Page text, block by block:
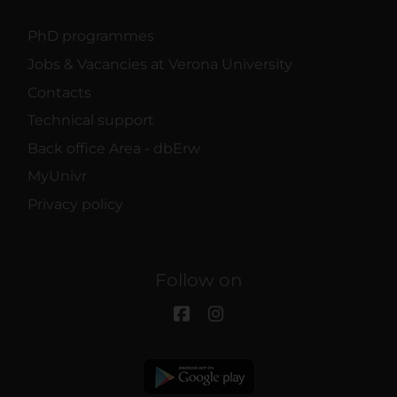
PhD programmes
Jobs & Vacancies at Verona University
Contacts
Technical support
Back office Area - dbErw
MyUnivr
Privacy policy
Follow on